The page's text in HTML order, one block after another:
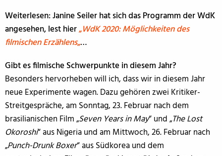
Weiterlesen: Janine Seiler hat sich das Programm der WdK
angesehen, lest hier„WdK 2020: Möglichkeiten des
filmischen Erzählens„…
Gibt es filmische Schwerpunkte in diesem Jahr?
Besonders hervorheben will ich, dass wir in diesem Jahr
neue Experimente wagen. Dazu gehören zwei Kritiker-
Streitgespräche, am Sonntag, 23. Februar nach dem
brasilianischen Film „Seven Years in May“ und „The Lost
Okoroshi“ aus Nigeria und am Mittwoch, 26. Februar nach
„Punch-Drunk Boxer“ aus Südkorea und dem